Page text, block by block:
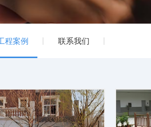
程案例 联系我们